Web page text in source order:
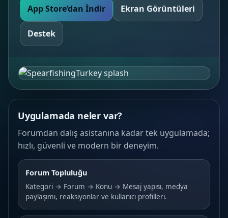
App Store’dan İndir Ekran Görüntüleri
Destek
Uygulamada neler var?
Forumdan dalış asistanına kadar tek uygulamada;
hızlı, güvenli ve modern bir deneyim.
Forum Topluluğu
Kategori → Forum → Konu → Mesaj yapısı, medya
paylaşımı, reaksiyonlar ve kullanıcı profilleri.